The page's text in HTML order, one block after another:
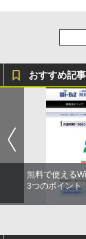
おすすめ記事
無料で使える
3つのポイント